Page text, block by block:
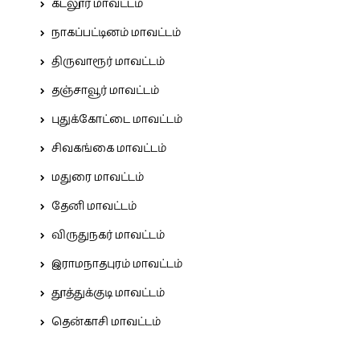
கடலூர் மாவட்டம்
நாகப்பட்டினம் மாவட்டம்
திருவாரூர் மாவட்டம்
தஞ்சாவூர் மாவட்டம்
புதுக்கோட்டை மாவட்டம்
சிவகங்கை மாவட்டம்
மதுரை மாவட்டம்
தேனி மாவட்டம்
விருதுநகர் மாவட்டம்
இராமநாதபுரம் மாவட்டம்
தூத்துக்குடி மாவட்டம்
தென்காசி மாவட்டம்